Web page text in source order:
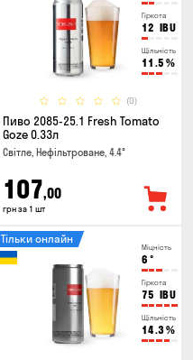
Гіркота
12 IBU
Щільність
11.5 %
(0)
Пиво 2085-25.1 Fresh Tomato
Goze 0.33л
Світле, Нефільтроване, 4.4°
107,00
грн за 1 шт
Міцність
6 °
Гіркота
75 IBU
Щільність
14.3%
Тільки онлайн